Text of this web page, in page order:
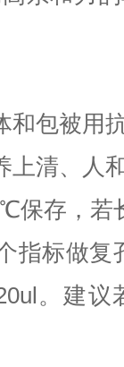
和包被用
上清、人
℃保存，若
指标做复
。建议